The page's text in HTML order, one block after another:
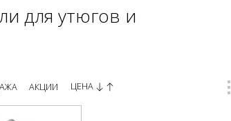
для утюгов и
АКЦИИ ЦЕНА